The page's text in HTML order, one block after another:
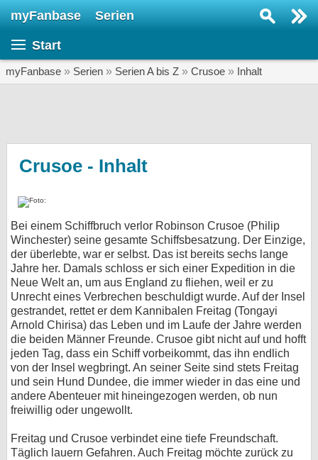
myFanbase Serien
Start
myFanbase » Serien » Serien A bis Z » Crusoe » Inhalt
Crusoe - Inhalt
Bei einem Schiffbruch verlor Robinson Crusoe (Philip
Winchester) seine gesamte Schiffsbesatzung. Der Einzige,
der überlebte, war er selbst. Das ist bereits sechs lange
Jahre her. Damals schloss er sich einer Expedition in die
Neue Welt an, um aus England zu fliehen, weil er zu
Unrecht eines Verbrechen beschuldigt wurde. Auf der Insel
gestrandet, rettet er dem Kannibalen Freitag (Tongayi
Arnold Chirisa) das Leben und im Laufe der Jahre werden
die beiden Männer Freunde. Crusoe gibt nicht auf und hofft
jeden Tag, dass ein Schiff vorbeikommt, das ihn endlich
von der Insel wegbringt. An seiner Seite sind stets Freitag
und sein Hund Dundee, die immer wieder in das eine und
andere Abenteuer mit hineingezogen werden, ob nun
freiwillig oder ungewollt.
Freitag und Crusoe verbindet eine tiefe Freundschaft.
Täglich lauern Gefahren. Auch Freitag möchte zurück zu
SERIEN
Specials
SERVICE
Gewinnspiele
Forum
bei X
bei Facebook
Nutzungsbedingungen